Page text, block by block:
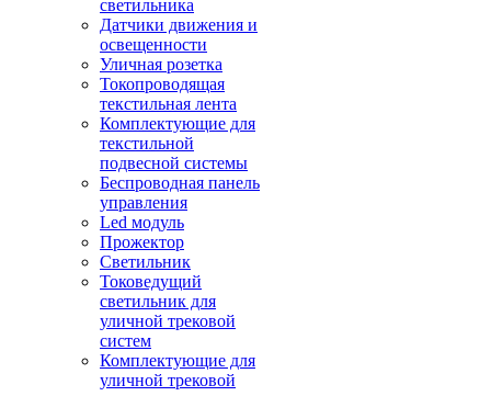
светильника
Датчики движения и
освещенности
Уличная розетка
Токопроводящая
текстильная лента
Комплектующие для
текстильной
подвесной системы
Беспроводная панель
управления
Led модуль
Прожектор
Светильник
Токоведущий
светильник для
уличной трековой
систем
Комплектующие для
уличной трековой